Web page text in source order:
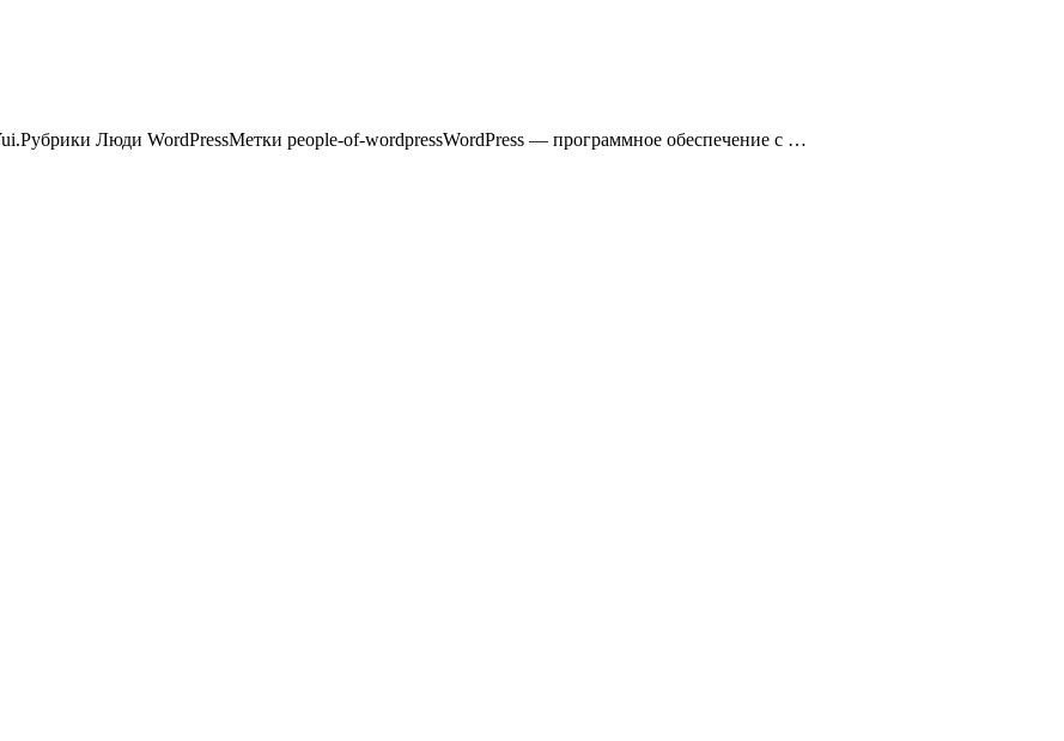
Люди WordPressМетки people-of-wordpressWordPress — программное обеспечение с …